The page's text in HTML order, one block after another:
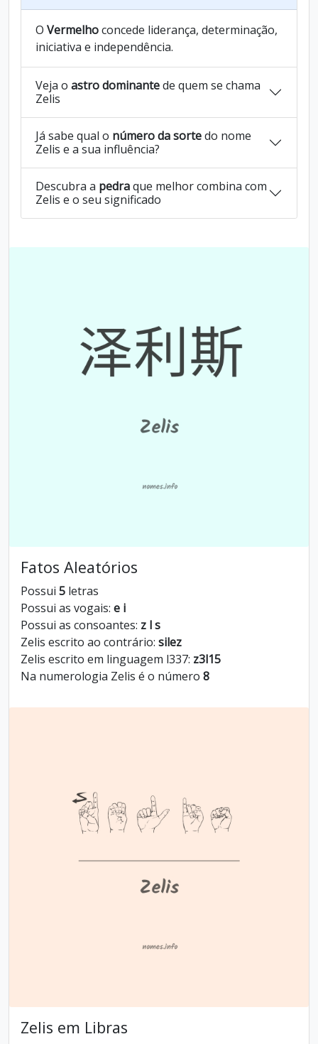
O Vermelhoconcede liderança, determinação,
iniciativa e independência.
Veja o astro dominantede quem se chama
Zelis
Já sabe qual o número da sortedo nome
Zelis e a sua influência?
Descubra a pedraque melhor combina com
Zelis e o seu significado
Fatos Aleatórios
Possui 5 letras
Possui as vogais: e i
Possui as consoantes: z l s
Zelis escrito ao contrário: silez
Zelis escrito em linguagem l337: z3l15
Na numerologia Zelis é o número 8
Zelis em Libras